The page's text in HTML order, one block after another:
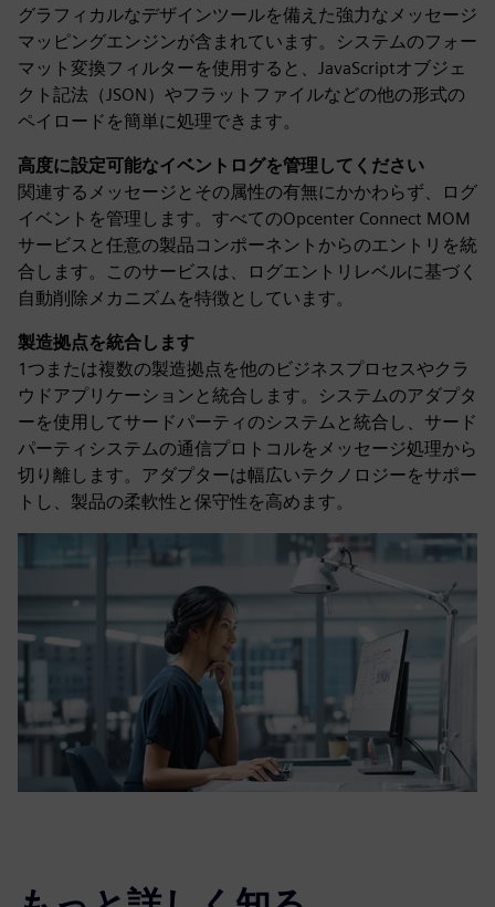
グラフィカルなデザインツールを備えた強力なメッセージ
マッピングエンジンが含まれています。システムのフォー
マット変換フィルターを使用すると、JavaScriptオブジェ
クト記法（JSON）やフラットファイルなどの他の形式の
ペイロードを簡単に処理できます。
高度に設定可能なイベントログを管理してください
関連するメッセージとその属性の有無にかかわらず、ログ
イベントを管理します。すべてのOpcenter Connect MOM
サービスと任意の製品コンポーネントからのエントリを統
合します。このサービスは、ログエントリレベルに基づく
自動削除メカニズムを特徴としています。
製造拠点を統合します
1つまたは複数の製造拠点を他のビジネスプロセスやクラ
ウドアプリケーションと統合します。システムのアダプタ
ーを使用してサードパーティのシステムと統合し、サード
パーティシステムの通信プロトコルをメッセージ処理から
切り離します。アダプターは幅広いテクノロジーをサポー
トし、製品の柔軟性と保守性を高めます。